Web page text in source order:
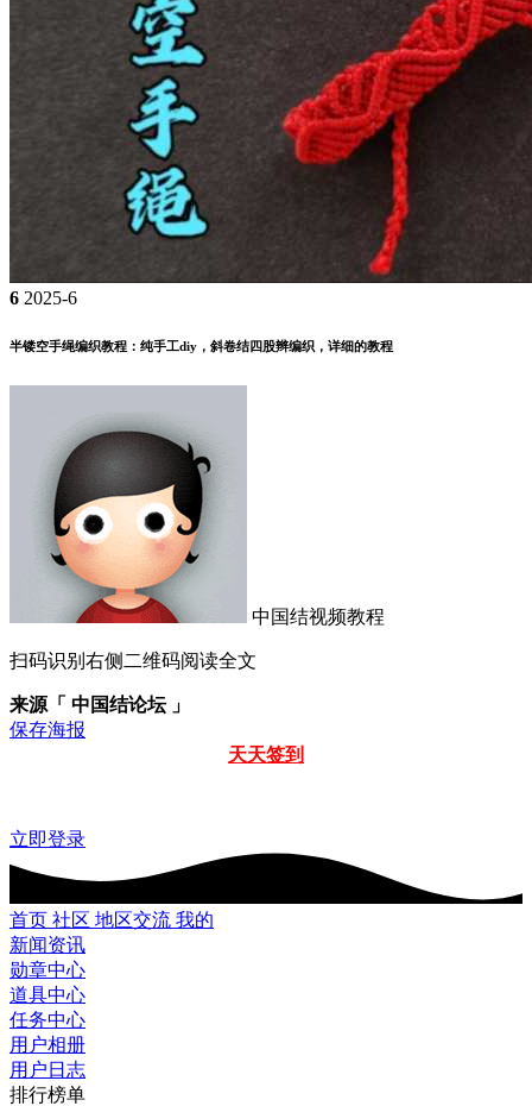
6 2025-6
半镂空手绳编织教程：纯手工diy，斜卷结四股辫编织，详细的教程
中国结视频教程
扫码识别右侧二维码阅读全文
来源「 中国结论坛 」
保存海报
天天签到
立即登录
首页 社区 地区交流 我的
新闻资讯
勋章中心
道具中心
任务中心
用户相册
用户日志
排行榜单